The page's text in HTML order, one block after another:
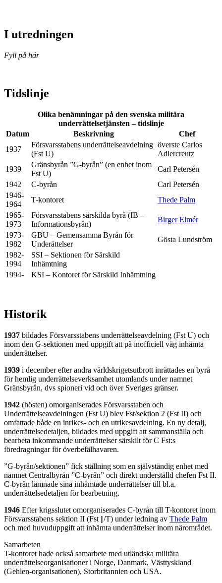
I utredningen
Fyll på här
Tidslinje
Olika benämningar på den svenska militära
underrättelsetjänsten – tidslinje
Datum
Beskrivning
Chef
1937
Försvarsstabens underrättelseavdelning
(Fst U)
överste Carlos
Adlercreutz
1939
Gränsbyrån ”G-byrån” (en enhet inom
Fst U)
Carl Petersén
1942
C-byrån
Carl Petersén
1946-
1964
T-kontoret
Thede Palm
1965-
1973
Försvarsstabens särskilda byrå (IB –
Informationsbyrån)
Birger Elmér
1973-
1982
GBU – Gemensamma Byrån för
Underättelser
Gösta Lundström
1982-
1994
SSI – Sektionen för Särskild
Inhämtning
1994-
KSI – Kontoret för Särskild Inhämtning
Historik
1937 bildades Försvarsstabens underrättelseavdelning (Fst U) och
inom den G-sektionen med uppgift att på inofficiell väg inhämta
underrättelser.
1939 i december efter andra världskrigetsutbrott inrättades en byrå
för hemlig underrättelseverksamhet utomlands under namnet
Gränsbyrån, dvs spioneri vid och över Sveriges gränser.
1942 (hösten) omorganiserades Försvarsstaben och
Underrättelseavdelningen (Fst U) blev Fst/sektion 2 (Fst II) och
omfattade både en inrikes- och en utrikesavdelning. En ny detalj,
underrättelsedetaljen, bildades med uppgift att sammanställa och
bearbeta inkommande underrättelser särskilt för C Fst:s
föredragningar för överbefälhavaren.
”G-byrån/sektionen” fick ställning som en självständig enhet med
namnet Centralbyrån ”C-byrån” och direkt underställd chefen Fst II.
C-byrån lämnade sina inhämtade underrättelser till bl.a.
underrättelsedetaljen för bearbetning.
1946 Efter krigsslutet omorganiserades C-byrån till T-kontoret inom
Försvarsstabens sektion II (Fst ||/T) under ledning av Thede Palm
och med huvuduppgift att inhämta underrättelser inom närområdet.
Samarbeten
T-kontoret hade också samarbete med utländska militära
underrättelseorganisationer i Norge, Danmark, Västtyskland
(Gehlen-organisationen), Storbritannien och USA.